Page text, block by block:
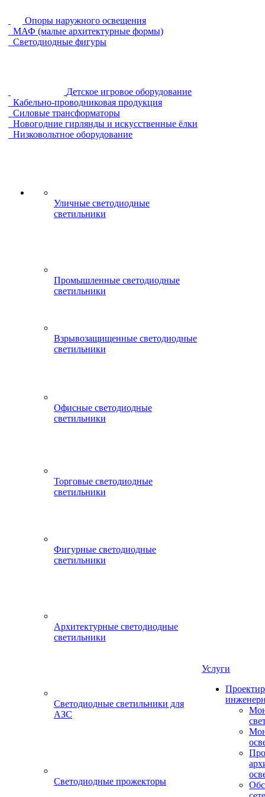
Опоры наружного освещения
МАФ (малые архитектурные формы)
Светодиодные фигуры
Детское игровое оборудование
Кабельно-проводниковая продукция
Силовые трансформаторы
Новогодние гирлянды и искусственные ёлки
Низковольтное оборудование
Уличные светодиодные
светильники
Промышленные светодиодные
светильники
Взрывозащищенные светодиодные
светильники
Офисные светодиодные
светильники
Торговые светодиодные
светильники
Фигурные светодиодные
светильники
Архитектурные светодиодные
светильники
Светодиодные светильники для
АЗС
Светодиодные прожекторы
Услуги